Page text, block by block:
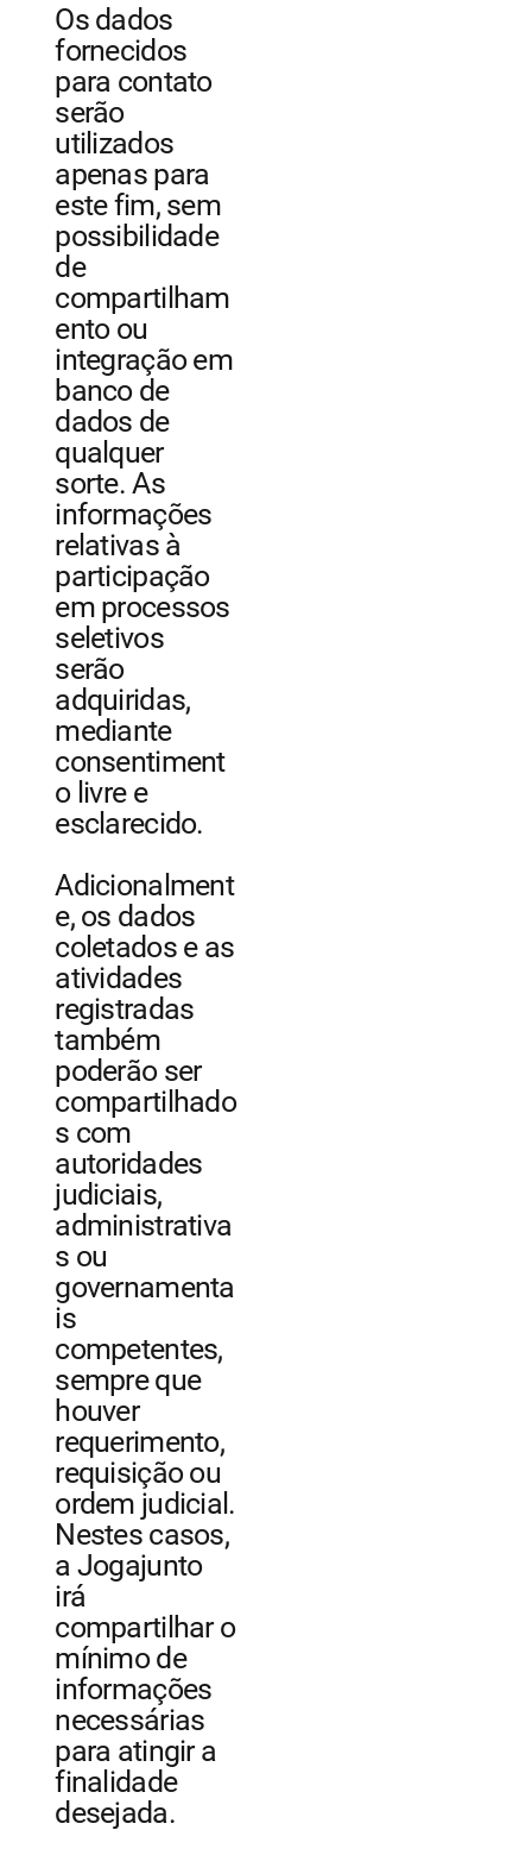
Os dados
fornecidos
para contato
serão
utilizados
apenas para
este fim, sem
possibilidade
de
compartilham
ento ou
integração em
banco de
dados de
qualquer
sorte. As
informações
relativas à
participação
em processos
seletivos
serão
adquiridas,
mediante
consentiment
o livre e
esclarecido.
Adicionalment
e, os dados
coletados e as
atividades
registradas
também
poderão ser
compartilhado
s com
autoridades
judiciais,
administrativa
s ou
governamenta
is
competentes,
sempre que
houver
requerimento,
requisição ou
ordem judicial.
Nestes casos,
a Jogajunto
irá
compartilhar o
mínimo de
informações
necessárias
para atingir a
finalidade
desejada.